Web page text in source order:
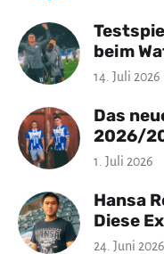
beim
14. Juli 2026
Das
2026/
1. Juli 2026
Hansa
Diese
24. Juni 2026